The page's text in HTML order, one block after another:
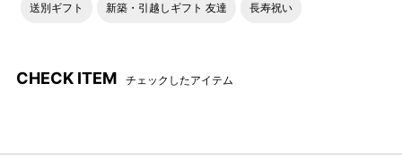
送別ギフト 新築・引越しギフト 友達 長寿祝い
CHECK ITEM チェックしたアイテム